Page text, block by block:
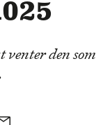
den som